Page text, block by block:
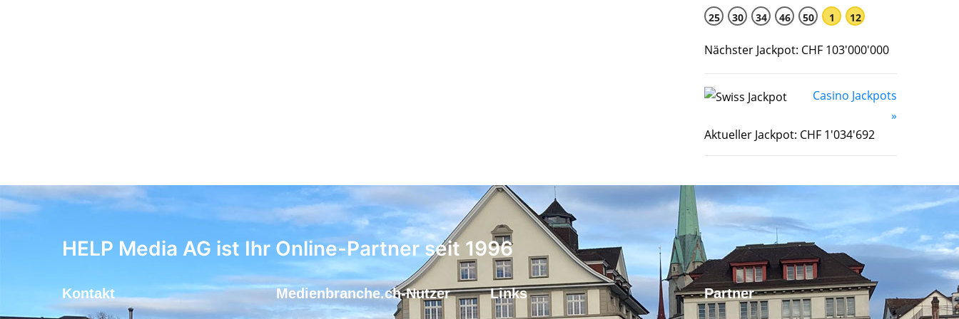
25 30 34 46 50 1 12
Nächster Jackpot: CHF 103'000'000
Casino Jackpots
»
Aktueller Jackpot: CHF 1'034'692
HELP Media AG ist Ihr Online-Partner seit 1996
Kontakt Medienbranche.ch-Nutzer Links Partner